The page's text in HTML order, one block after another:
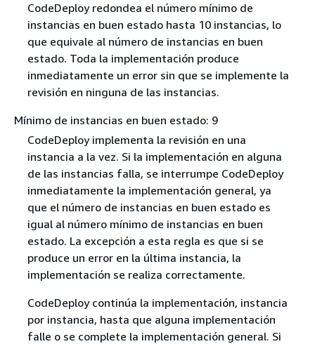
CodeDeploy redondea el número mínimo de
instancias en buen estado hasta 10 instancias, lo
que equivale al número de instancias en buen
estado. Toda la implementación produce
inmediatamente un error sin que se implemente la
revisión en ninguna de las instancias.
Mínimo de instancias en buen estado: 9
CodeDeploy implementa la revisión en una
instancia a la vez. Si la implementación en alguna
de las instancias falla, se interrumpe CodeDeploy
inmediatamente la implementación general, ya
que el número de instancias en buen estado es
igual al número mínimo de instancias en buen
estado. La excepción a esta regla es que si se
produce un error en la última instancia, la
implementación se realiza correctamente.
CodeDeploy continúa la implementación, instancia
por instancia, hasta que alguna implementación
falle o se complete la implementación general. Si